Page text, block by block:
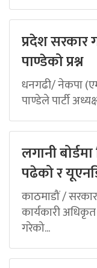
प्रदेश
पाण्डेको प्रश्न
धनगढी/ नेकपा
पाण्डेले पार्टी
लगानी
पढेको र
काठमाडौं /
कार्यकारी
गरेको...